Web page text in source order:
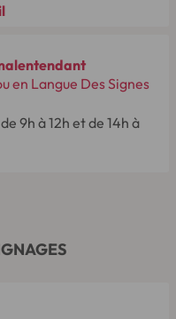
en Langue Des Signes
9h à 12h et de 14h à